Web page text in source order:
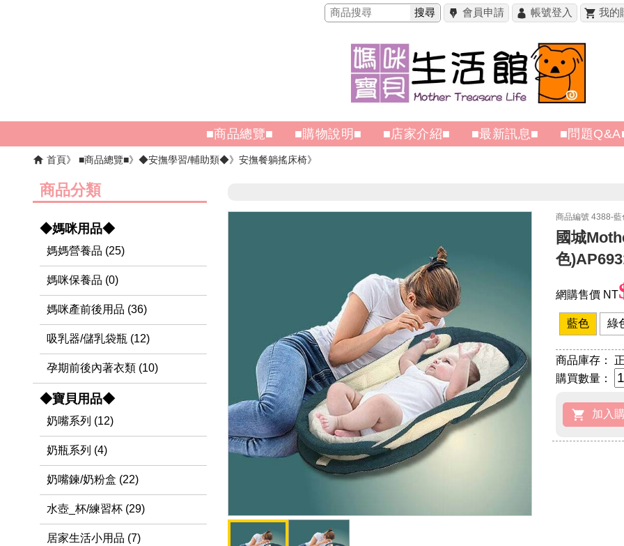
搜尋 會員申請 帳號登入 我的
■商品總覽■ ■購物說明■ ■店家介紹■ ■最新訊息■ ■問題
首頁 ■商品總覽■ ◆安撫學習/輔助類◆ 安撫餐躺搖床椅
商品編號 4388-藍
國城
色
網購售價 NT
藍色 綠
商品庫存：
購買數量：
商品分類
◆媽咪用品◆
媽媽營養品 (25)
媽咪保養品 (0)
媽咪產前後用品 (36)
吸乳器/儲乳袋瓶 (12)
孕期前後內著衣類 (10)
◆寶貝用品◆
奶嘴系列 (12)
奶瓶系列 (4)
奶嘴鍊/奶粉盒 (22)
水壺_杯/練習杯 (29)
居家生活小用品 (7)